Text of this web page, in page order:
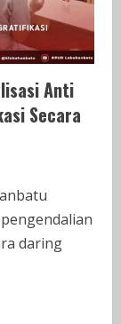
Anti
Secara
daring